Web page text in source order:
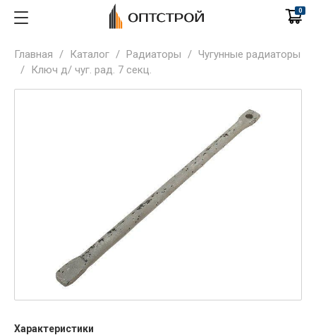
0
Главная / Каталог / Радиаторы / Чугунные радиаторы
/ Ключ д/ чуг. рад. 7 секц.
Характеристики